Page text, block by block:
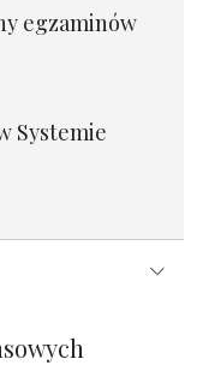
egzaminów
Systemie